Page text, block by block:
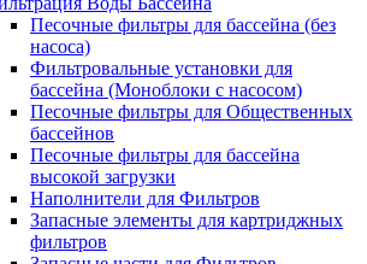
Песочные фильтры для бассейна (без
насоса)
Фильтровальные установки для
бассейна (Моноблоки с насосом)
Песочные фильтры для Общественных
бассейнов
Песочные фильтры для бассейна
высокой загрузки
Наполнители для Фильтров
Запасные элементы для картриджных
фильтров